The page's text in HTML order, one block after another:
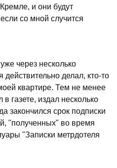
и они будут
со мной случится
через несколько
делал, кто-то
квартире. Тем не менее
газете, издал несколько
закончился срок подписки
"полученных" во время
"Записки метрдотеля